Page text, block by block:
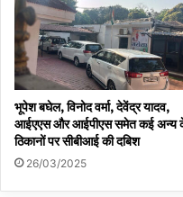
भूपेश बघेल, विनोद वर्मा, देवेंद्र यादव,
आईएएस और आईपीएस समेत कई अन्य
ठिकानों पर सीबीआई की दबिश
26/03/2025